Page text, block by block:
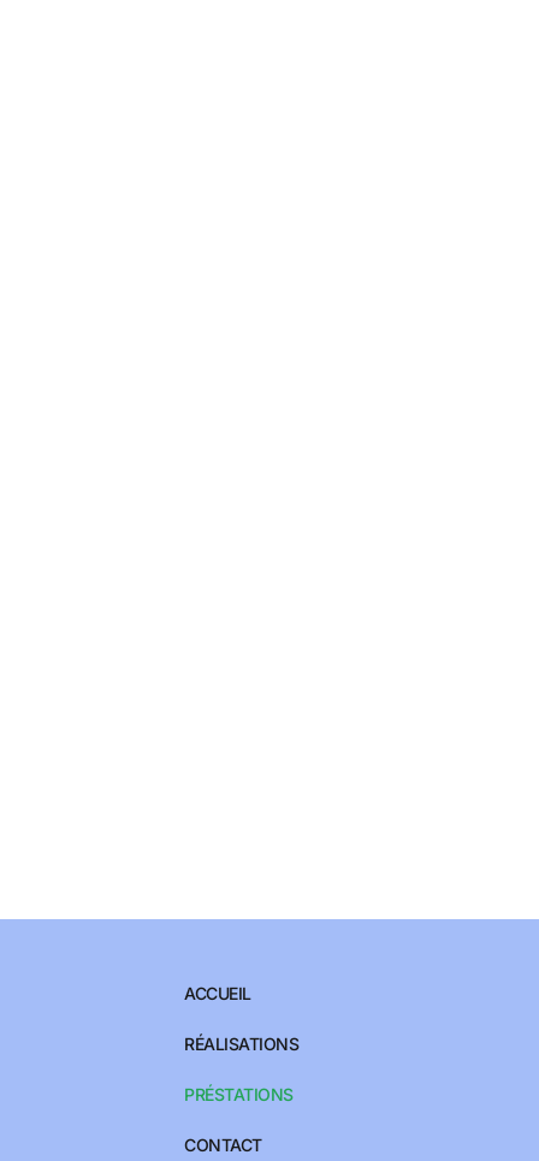
ACCUEIL
RÉALISATIONS
PRÉSTATIONS
CONTACT